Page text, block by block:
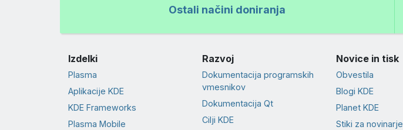
Ostali načini doniranja
Izdelki
Plasma
Aplikacije KDE
KDE Frameworks
Plasma Mobile
Razvoj
Dokumentacija programskih
vmesnikov
Dokumentacija Qt
Cilji KDE
Novice in tisk
Obvestila
Blogi KDE
Planet KDE
Stiki za novinarje